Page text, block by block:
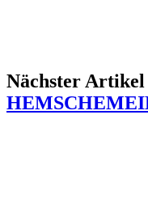
Nächster Artikel